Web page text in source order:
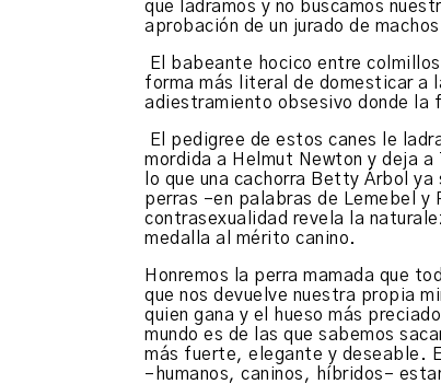
que ladramos y no buscamos
aprobación de un jurado de
El babeante hocico entre
forma más literal de domesticar a
adiestramiento obsesivo donde la
El pedigree de estos canes le
mordida a Helmut Newton y deja a
lo que una cachorra Betty Árbol
perras –en palabras de Lemebel y
contrasexualidad revela la
medalla al mérito canino.
Honremos la perra mamada que
que nos devuelve nuestra propia
quien gana y el hueso más
mundo es de las que sabemos
más fuerte, elegante y deseable.
–humanos, caninos, híbridos–